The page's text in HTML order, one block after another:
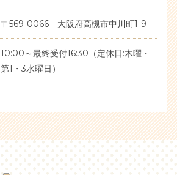
〒569-0066 大阪府高槻市中川町1-9
10:00～最終受付16:30（定休日:木曜・
第1・3水曜日）